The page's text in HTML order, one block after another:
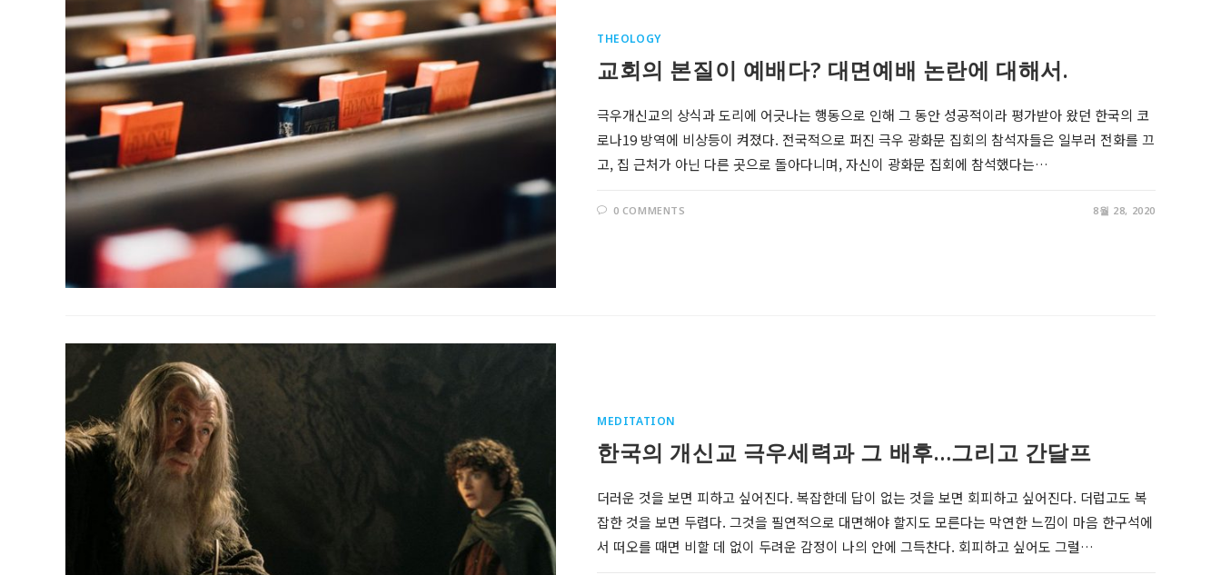
THEOLOGY
교회의 본질이 예배다? 대면예배 논란에 대해서.
극우개신교의 상식과 도리에 어긋나는 행동으로 인해 그 동안 성공적이라 평가받아 왔던 한국의 코
로나19 방역에 비상등이 켜졌다. 전국적으로 퍼진 극우 광화문 집회의 참석자들은 일부러 전화를 끄
고, 집 근처가 아닌 다른 곳으로 돌아다니며, 자신이 광화문 집회에 참석했다는…
0 COMMENTS 8월 28, 2020
MEDITATION
한국의 개신교 극우세력과 그 배후…그리고 간달프
더러운 것을 보면 피하고 싶어진다. 복잡한데 답이 없는 것을 보면 회피하고 싶어진다. 더럽고도 복
잡한 것을 보면 두렵다. 그것을 필연적으로 대면해야 할지도 모른다는 막연한 느낌이 마음 한구석에
서 떠오를 때면 비할 데 없이 두려운 감정이 나의 안에 그득찬다. 회피하고 싶어도 그럴…
Ecological Civilization
Higher Education
Homily
Meditation
APPLE PODCASTS
GOOGLE
PODCASTS
Follow @RevDongwoo